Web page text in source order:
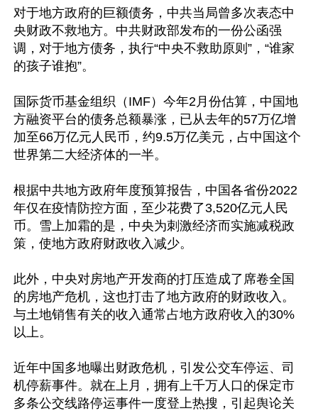
对于地方政府的巨额债务，中共当局曾多次表态中
央财政不救地方。中共财政部发布的一份公函强
调，对于地方债务，执行“中央不救助原则”，“谁家
的孩子谁抱”。
国际货币基金组织（IMF）今年2月份估算，中国地
方融资平台的债务总额暴涨，已从去年的57万亿增
加至66万亿元人民币，约9.5万亿美元，占中国这个
世界第二大经济体的一半。
根据中共地方政府年度预算报告，中国各省份2022
年仅在疫情防控方面，至少花费了3,520亿元人民
币。雪上加霜的是，中央为刺激经济而实施减税政
策，使地方政府财政收入减少。
此外，中央对房地产开发商的打压造成了席卷全国
的房地产危机，这也打击了地方政府的财政收入。
与土地销售有关的收入通常占地方政府收入的30%
以上。
近年中国多地曝出财政危机，引发公交车停运、司
机停薪事件。就在上月，拥有上千万人口的保定市
多条公交线路停运事件一度登上热搜，引起舆论关